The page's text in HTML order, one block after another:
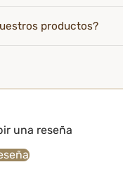
productos?
una reseña